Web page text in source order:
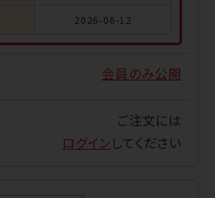
2026-06-12
会員のみ公開
ご注文には
ログイン してください